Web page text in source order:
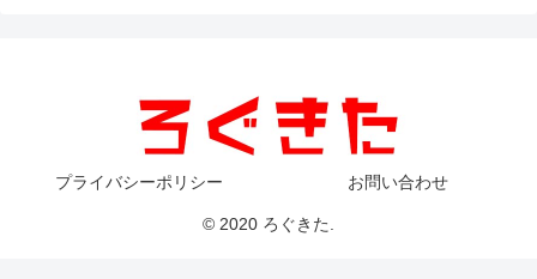
プライバシーポリシー お問い合わせ
© 2020 ろぐきた.